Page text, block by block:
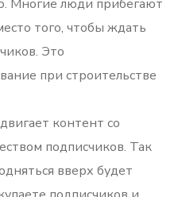
Многие люди прибегают
того, чтобы ждать
Это
при строительстве
контент со
подписчиков. Так
вверх будет